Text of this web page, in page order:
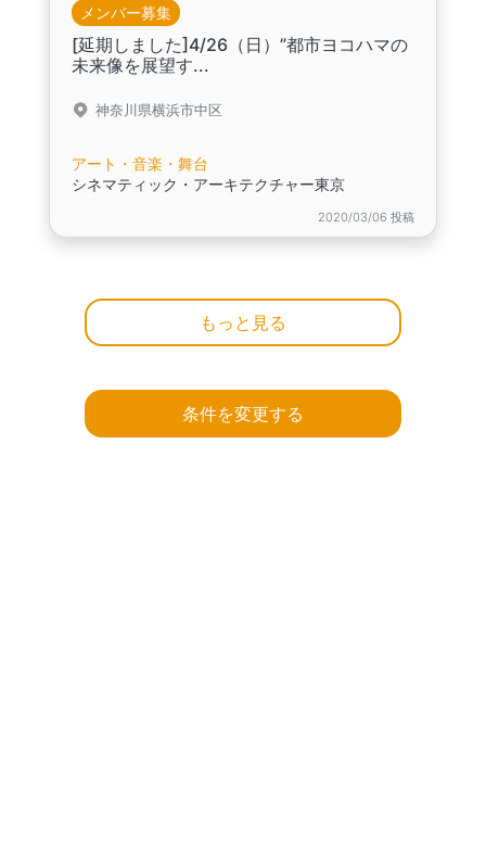
メンバー募集
[延期しました]4/26（日）”都市ヨコハマの
未来像を展望す...
神奈川県横浜市中区
アート・音楽・舞台
シネマティック・アーキテクチャー東京
2020/03/06 投稿
もっと見る
条件を変更する